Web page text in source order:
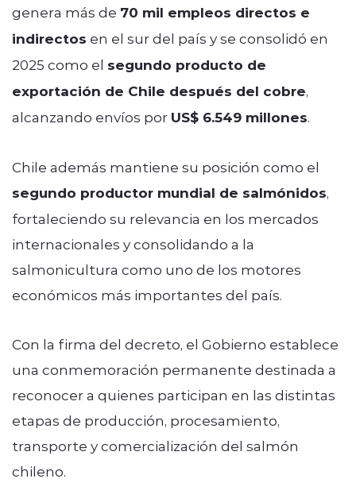
genera más de 70 mil empleos directos e
indirectos en el sur del país y se consolidó en
2025 como el segundo producto de
exportación de Chile después del cobre,
alcanzando envíos por US$ 6.549 millones.
Chile además mantiene su posición como el
segundo productor mundial de salmónidos,
fortaleciendo su relevancia en los mercados
internacionales y consolidando a la
salmonicultura como uno de los motores
económicos más importantes del país.
Con la firma del decreto, el Gobierno establece
una conmemoración permanente destinada a
reconocer a quienes participan en las distintas
etapas de producción, procesamiento,
transporte y comercialización del salmón
chileno.